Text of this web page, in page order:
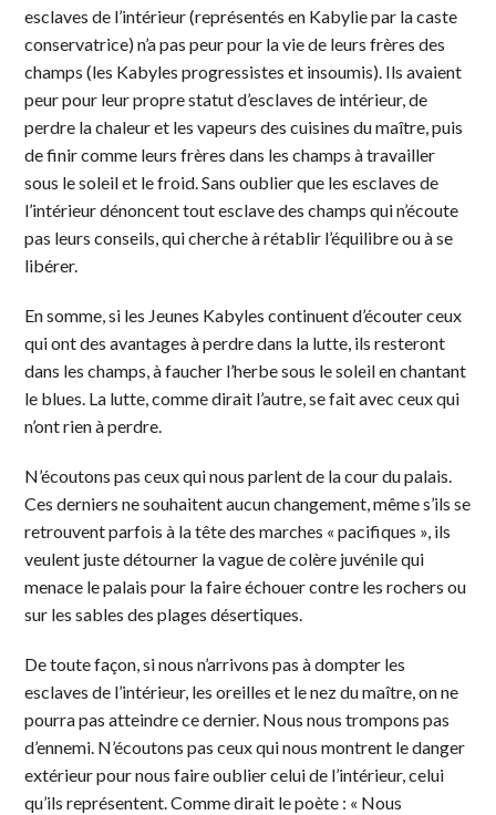
esclaves de l’intérieur (représentés en Kabylie par la caste
conservatrice) n’a pas peur pour la vie de leurs frères des
champs (les Kabyles progressistes et insoumis). Ils avaient
peur pour leur propre statut d’esclaves de intérieur, de
perdre la chaleur et les vapeurs des cuisines du maître, puis
de finir comme leurs frères dans les champs à travailler
sous le soleil et le froid. Sans oublier que les esclaves de
l’intérieur dénoncent tout esclave des champs qui n’écoute
pas leurs conseils, qui cherche à rétablir l’équilibre ou à se
libérer.
En somme, si les Jeunes Kabyles continuent d’écouter ceux
qui ont des avantages à perdre dans la lutte, ils resteront
dans les champs, à faucher l’herbe sous le soleil en chantant
le blues. La lutte, comme dirait l’autre, se fait avec ceux qui
n’ont rien à perdre.
N’écoutons pas ceux qui nous parlent de la cour du palais.
Ces derniers ne souhaitent aucun changement, même s’ils se
retrouvent parfois à la tête des marches « pacifiques », ils
veulent juste détourner la vague de colère juvénile qui
menace le palais pour la faire échouer contre les rochers ou
sur les sables des plages désertiques.
De toute façon, si nous n’arrivons pas à dompter les
esclaves de l’intérieur, les oreilles et le nez du maître, on ne
pourra pas atteindre ce dernier. Nous nous trompons pas
d’ennemi. N’écoutons pas ceux qui nous montrent le danger
extérieur pour nous faire oublier celui de l’intérieur, celui
qu’ils représentent. Comme dirait le poète : « Nous